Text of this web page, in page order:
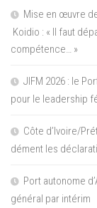
Mise en œuvre
Koidio : « Il faut
compétence… »
JIFM 2026 : le
pour le leadership
Côte d’Ivoire/
dément les
Port autonome
général par intérim